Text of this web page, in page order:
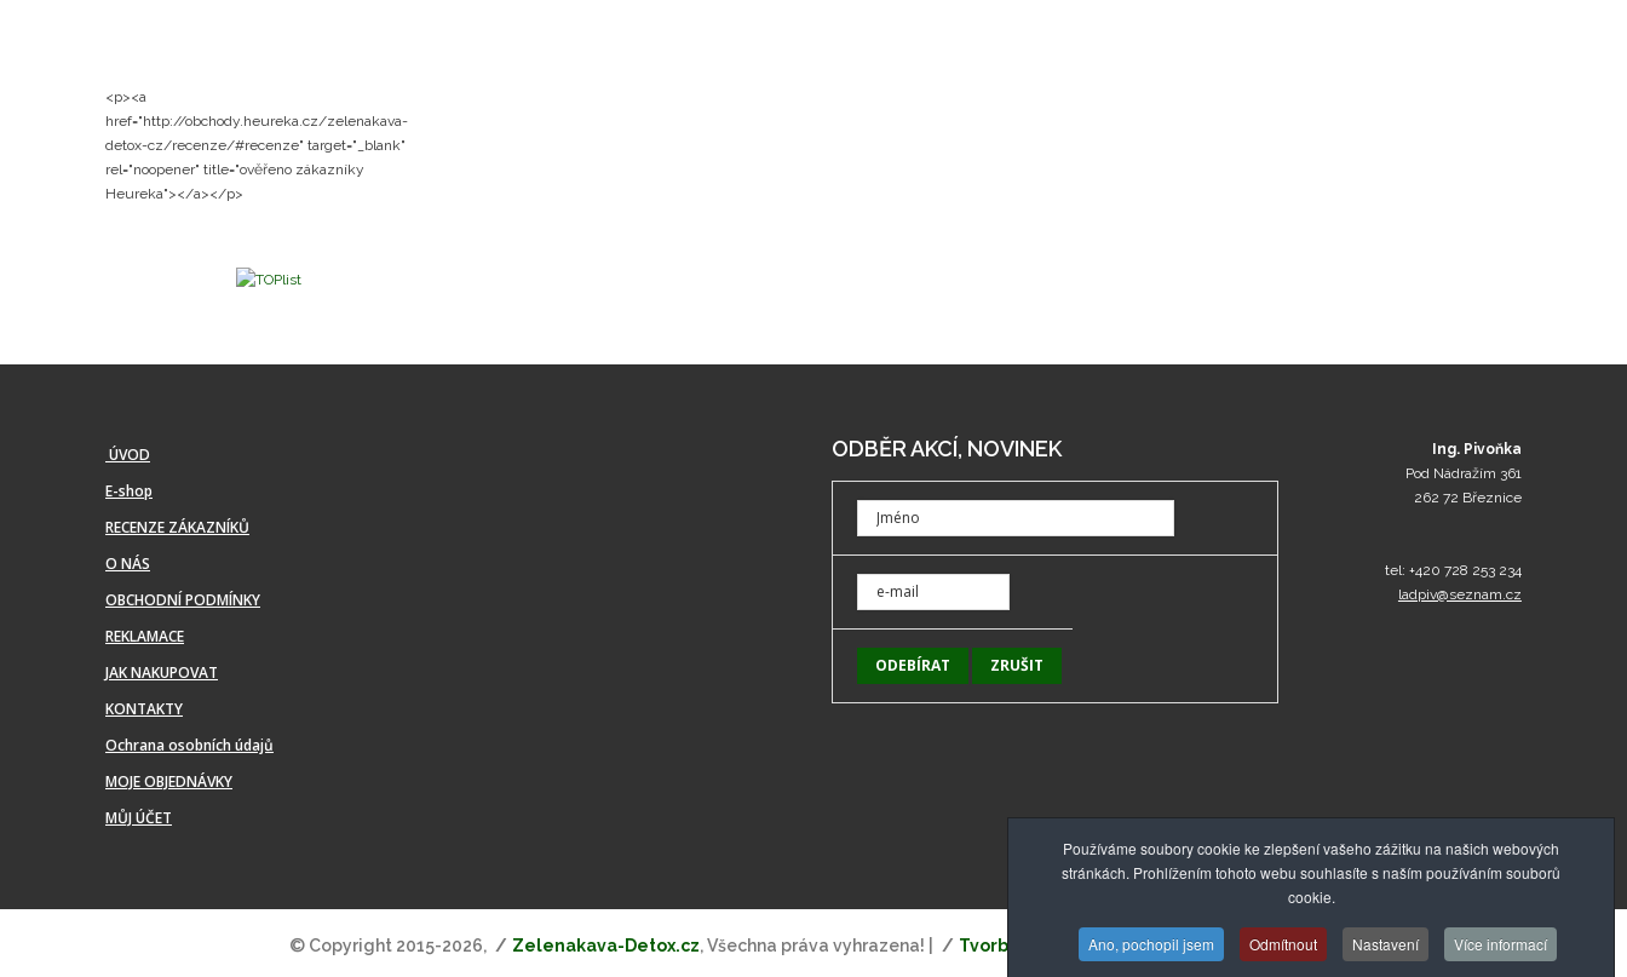
<p><a
href="http://obchody.heureka.cz/zelenakava-
detox-cz/recenze/#recenze" target="_blank"
rel="noopener" title="ověřeno zákazníky
Heureka"></a></p>
ÚVOD
E-shop
RECENZE ZÁKAZNÍKŮ
O NÁS
OBCHODNÍ PODMÍNKY
REKLAMACE
JAK NAKUPOVAT
KONTAKTY
Ochrana osobních údajů
MOJE OBJEDNÁVKY
MŮJ ÚČET
ODBĚR AKCÍ, NOVINEK
Ing. Pivoňka
Pod Nádražím 361
262 72 Březnice
tel: +420 728 253 234
ladpiv@seznam.cz
© Copyright 2015-2026, Zelenakava-Detox.cz, Všechna práva vyhrazena! | Tvorba webových stránek , Absolutus.cz
Používáme soubory cookie ke zlepšení vašeho zážitku na našich webových
stránkách. Prohlížením tohoto webu souhlasíte s naším používáním souborů
cookie.
Ano, pochopil jsem Odmítnout Nastavení Více informací